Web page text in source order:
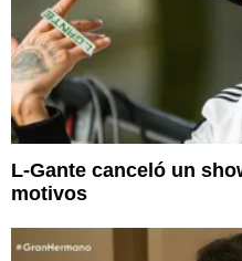
L-Gante canceló un
motivos